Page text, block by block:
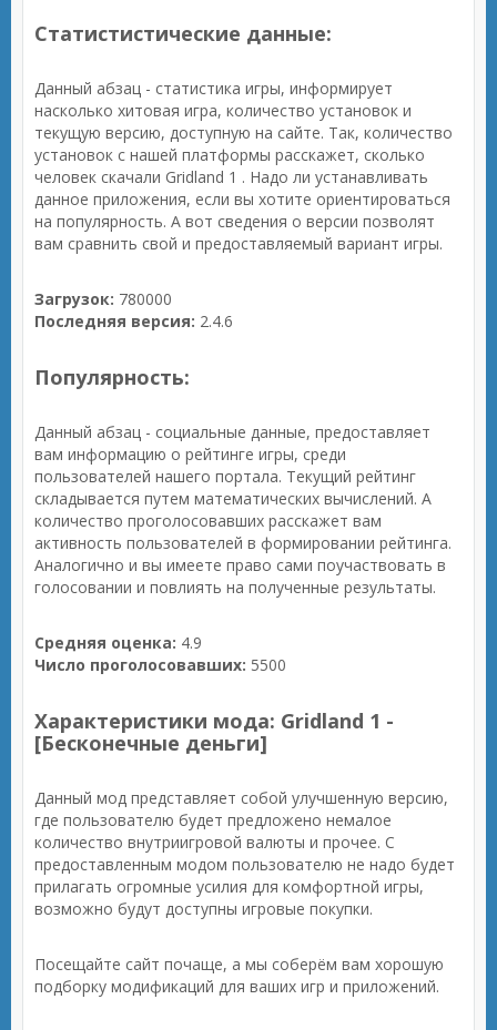
Статистистические данные:
Данный абзац - статистика игры, информирует
насколько хитовая игра, количество установок и
текущую версию, доступную на сайте. Так, количество
установок с нашей платформы расскажет, сколько
человек скачали Gridland 1 . Надо ли устанавливать
данное приложения, если вы хотите ориентироваться
на популярность. А вот сведения о версии позволят
вам сравнить свой и предоставляемый вариант игры.
Загрузок: 780000
Последняя версия: 2.4.6
Популярность:
Данный абзац - социальные данные, предоставляет
вам информацию о рейтинге игры, среди
пользователей нашего портала. Текущий рейтинг
складывается путем математических вычислений. А
количество проголосовавших расскажет вам
активность пользователей в формировании рейтинга.
Аналогично и вы имеете право сами поучаствовать в
голосовании и повлиять на полученные результаты.
Средняя оценка: 4.9
Число проголосовавших: 5500
Характеристики мода: Gridland 1 -
[Бесконечные деньги]
Данный мод представляет собой улучшенную версию,
где пользователю будет предложено немалое
количество внутриигровой валюты и прочее. С
предоставленным модом пользователю не надо будет
прилагать огромные усилия для комфортной игры,
возможно будут доступны игровые покупки.
Посещайте сайт почаще, а мы соберём вам хорошую
подборку модификаций для ваших игр и приложений.